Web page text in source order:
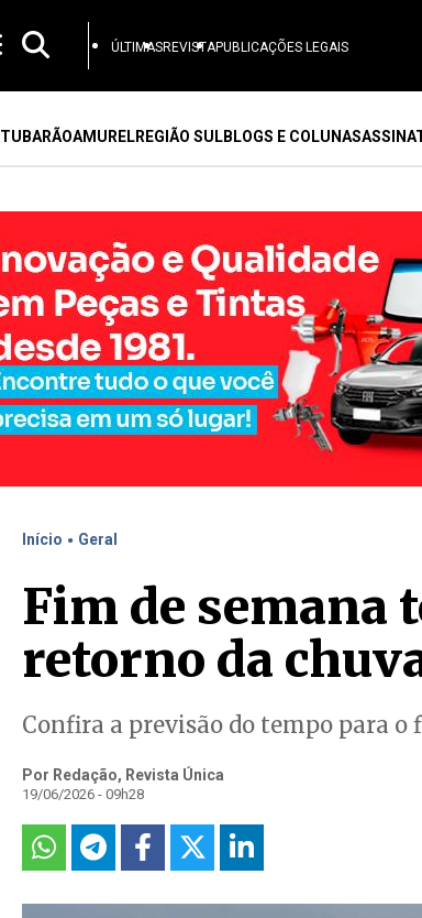
ÚLTIMASREVISTAPUBLICAÇÕES LEGAIS
TUBARÃOAMURELREGIÃO SULBLOGS E COLUNAS
Início . Geral
Fim de semana
retorno da
Confira a previsão do tempo para o
Por Redação, Revista Única
19/06/2026 - 09h28